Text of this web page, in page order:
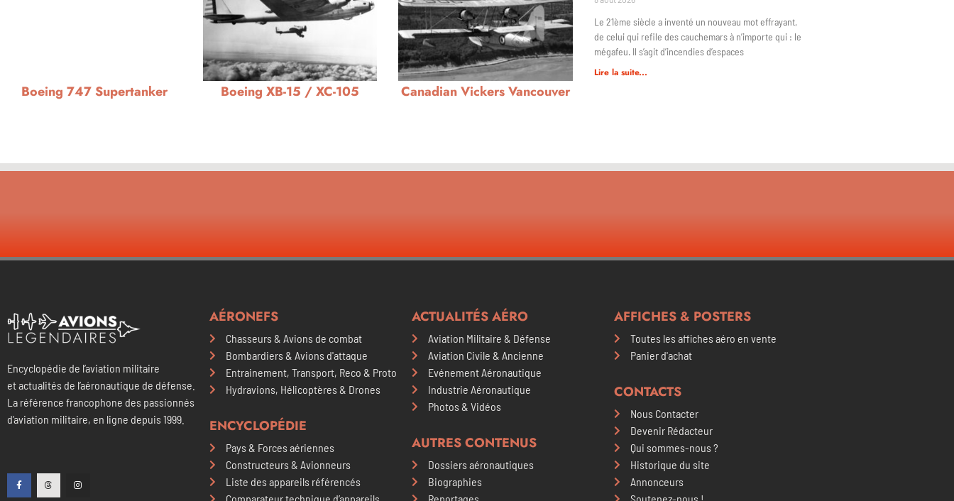
Boeing 747 Supertanker Boeing XB-15 / XC-105 Canadian Vickers Vancouver
Le 21ème siècle a inventé un nouveau mot effrayant,
de celui qui refile des cauchemars à n’importe qui : le
mégafeu. Il s’agit d’incendies d’espaces
Lire la suite...
Encyclopédie de l’aviation militaire
et actualités de l’aéronautique de défense.
La référence francophone des passionnés
d’aviation militaire, en ligne depuis 1999.
AÉRONEFS
Chasseurs & Avions de combat
Bombardiers & Avions d'attaque
Entrainement, Transport, Reco & Proto
Hydravions, Hélicoptères & Drones
ENCYCLOPÉDIE
Pays & Forces aériennes
Constructeurs & Avionneurs
Liste des appareils référencés
ACTUALITÉS AÉRO
Aviation Militaire & Défense
Aviation Civile & Ancienne
Evénement Aéronautique
Industrie Aéronautique
Photos & Vidéos
AUTRES CONTENUS
Dossiers aéronautiques
Biographies
AFFICHES & POSTERS​
Toutes les affiches aéro en vente
Panier d'achat
CONTACTS
Nous Contacter
Devenir Rédacteur
Qui sommes-nous ?
Historique du site
Annonceurs